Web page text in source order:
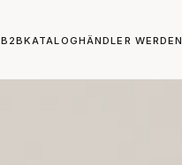
B2BKATALOGHÄNDLER WERDEN